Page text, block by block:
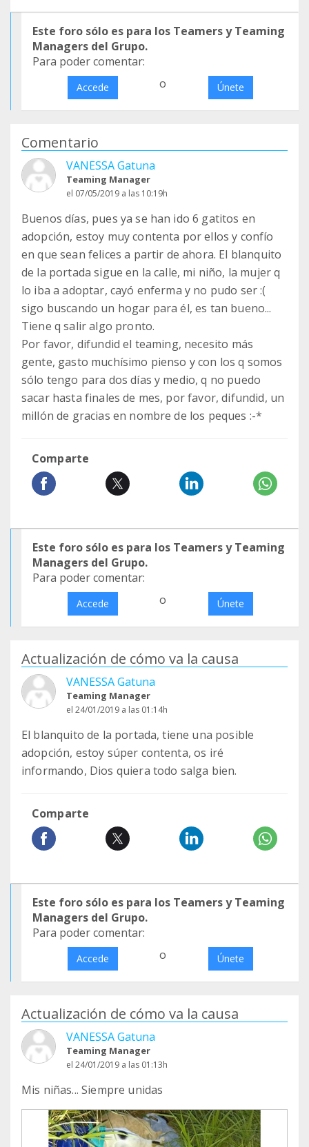
Este foro sólo es para los Teamers y Teaming
Managers del Grupo.
Para poder comentar:
Accede o Únete
Comentario
VANESSA Gatuna
Teaming Manager
el 07/05/2019 a las 10:19h
Buenos días, pues ya se han ido 6 gatitos en
adopción, estoy muy contenta por ellos y confío
en que sean felices a partir de ahora. El blanquito
de la portada sigue en la calle, mi niño, la mujer q
lo iba a adoptar, cayó enferma y no pudo ser :(
sigo buscando un hogar para él, es tan bueno...
Tiene q salir algo pronto.
Por favor, difundid el teaming, necesito más
gente, gasto muchísimo pienso y con los q somos
sólo tengo para dos días y medio, q no puedo
sacar hasta finales de mes, por favor, difundid, un
millón de gracias en nombre de los peques :-*
Comparte
Este foro sólo es para los Teamers y Teaming
Managers del Grupo.
Para poder comentar:
Accede o Únete
Actualización de cómo va la causa
VANESSA Gatuna
Teaming Manager
el 24/01/2019 a las 01:14h
El blanquito de la portada, tiene una posible
adopción, estoy súper contenta, os iré
informando, Dios quiera todo salga bien.
Comparte
Este foro sólo es para los Teamers y Teaming
Managers del Grupo.
Para poder comentar:
Accede o Únete
Actualización de cómo va la causa
VANESSA Gatuna
Teaming Manager
el 24/01/2019 a las 01:13h
Mis niñas... Siempre unidas